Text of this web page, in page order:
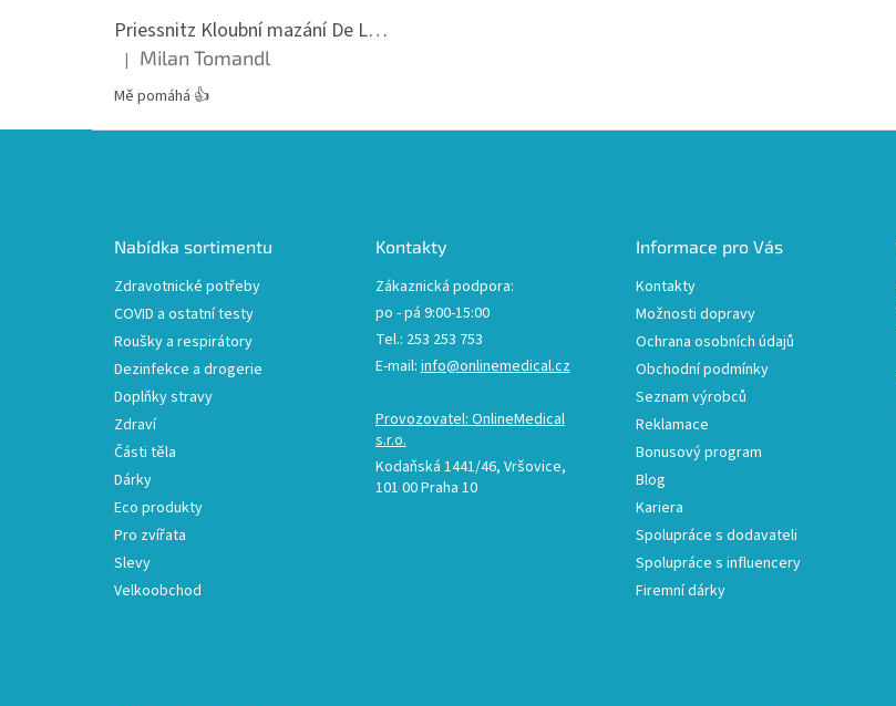
Priessnitz Kloubní mazání De Luxe, 200ml
Hodnocení produktu je 5 z 5 hvězdiček.
| Milan Tomandl
Mě pomáhá 👍
Nabídka sortimentu
Zdravotnické potřeby
COVID a ostatní testy
Roušky a respirátory
Dezinfekce a drogerie
Doplňky stravy
Zdraví
Části těla
Dárky
Eco produkty
Pro zvířata
Slevy
Velkoobchod
Kontakty
Zákaznická podpora:
po - pá 9:00-15:00
Tel.: 253 253 753
E-mail: info@onlinemedical.cz
Provozovatel: OnlineMedical
s.r.o.
Kodaňská 1441/46, Vršovice,
101 00 Praha 10
Informace pro Vás
Kontakty
Možnosti dopravy
Ochrana osobních údajů
Obchodní podmínky
Seznam výrobců
Reklamace
Bonusový program
Blog
Kariera
Spolupráce s dodavateli
Spolupráce s influencery
Firemní dárky